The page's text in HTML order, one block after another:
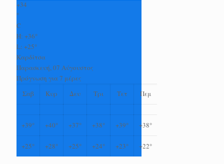
+34
°
C
H: +36°
L: +25°
Καρδίτσα
Παρασκευή, 07 Αύγουστος
Πρόγνωση για 7 μέρες
Σαβ
Κυρ Δευ Τρι Τετ Πεμ
+39° +40° +37° +38° +39° +38°
+25° +28° +25° +24° +23° +22°